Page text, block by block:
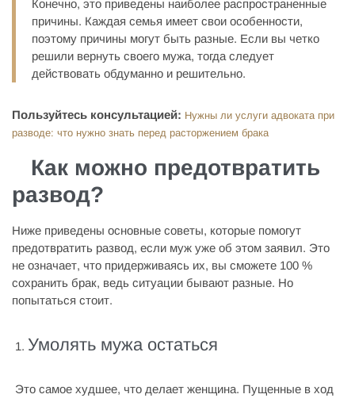
Конечно, это приведены наиболее распространенные
причины. Каждая семья имеет свои особенности,
поэтому причины могут быть разные. Если вы четко
решили вернуть своего мужа, тогда следует
действовать обдуманно и решительно.
Пользуйтесь консультацией: Нужны ли услуги адвоката при
разводе: что нужно знать перед расторжением брака
Как можно предотвратить
развод?
Ниже приведены основные советы, которые помогут
предотвратить развод, если муж уже об этом заявил. Это
не означает, что придерживаясь их, вы сможете 100 %
сохранить брак, ведь ситуации бывают разные. Но
попытаться стоит.
Умолять мужа остаться
Это самое худшее, что делает женщина. Пущенные в ход